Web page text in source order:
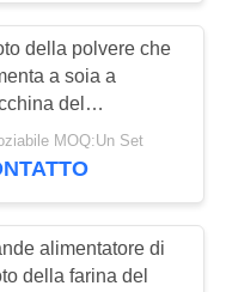
65
della polvere che
a soia a
del
della farina
alta efficienza
MOQ:Un Set
alimentatore di
della farina del